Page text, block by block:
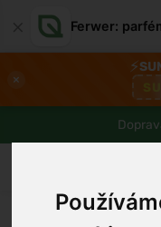
Ferwer:
×
⚡